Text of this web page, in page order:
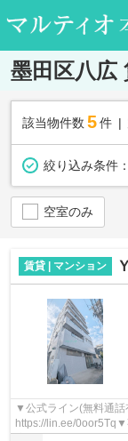
墨田区八広
該当物件数 5件
絞り込み条件：
空室のみ
賃貸 | マンション
▼公式ライン(無料通話
https://lin.ee/